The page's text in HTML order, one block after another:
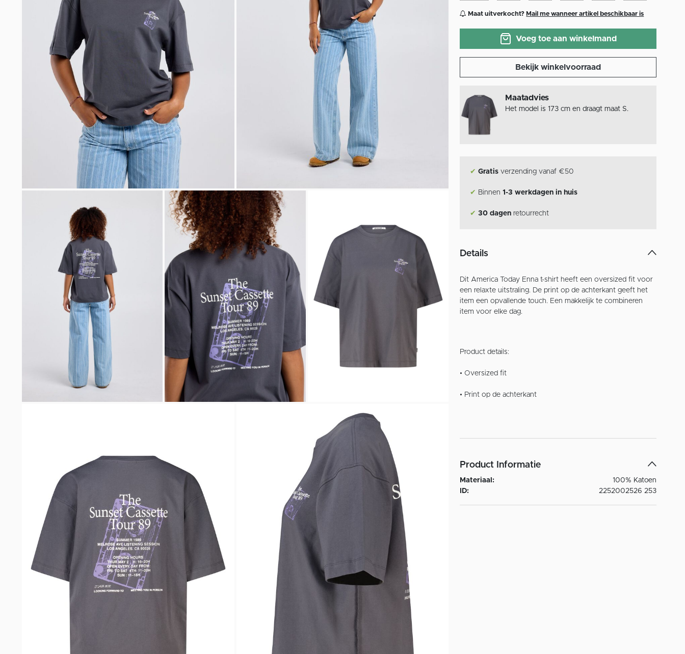
Maat uitverkocht? Mail me wanneer artikel beschikbaar is
Voeg toe aan winkelmand
Bekijk winkelvoorraad
Maatadvies
Het model is 173 cm en draagt maat S.
✔ Gratis verzending vanaf €50
✔ Binnen1-3 werkdagen in huis
✔ 30 dagen retourrecht
Details
Dit America Today Enna t-shirt heeft een oversized fit voor
een relaxte uitstraling. De print op de achterkant geeft het
item een opvallende touch. Een makkelijk te combineren
item voor elke dag.
Product details:
• Oversized fit
• Print op de achterkant
Product Informatie
Materiaal:
100% Katoen
ID:
2252002526 253